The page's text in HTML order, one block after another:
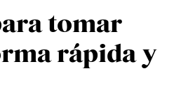
tomar
rápida y